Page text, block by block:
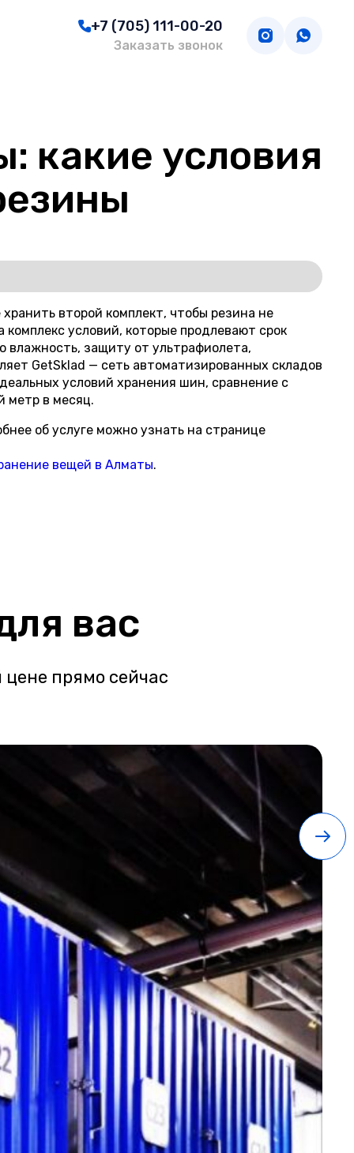
+7 (705) 111-00-20
Заказать звонок
какие условия
второй комплект, чтобы резина не
условий, которые продлевают срок
влажность, защиту от ультрафиолета,
GetSklad — сеть автоматизированных складов
условий хранения шин, сравнение с
метр в месяц.
об услуге можно узнать на странице
вещей в Алматы.
вас
прямо сейчас